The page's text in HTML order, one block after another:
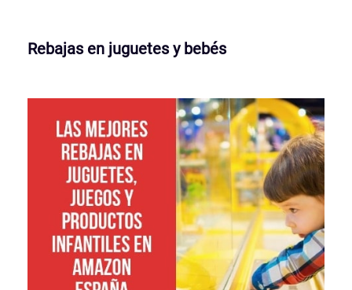
Rebajas en juguetes y bebés